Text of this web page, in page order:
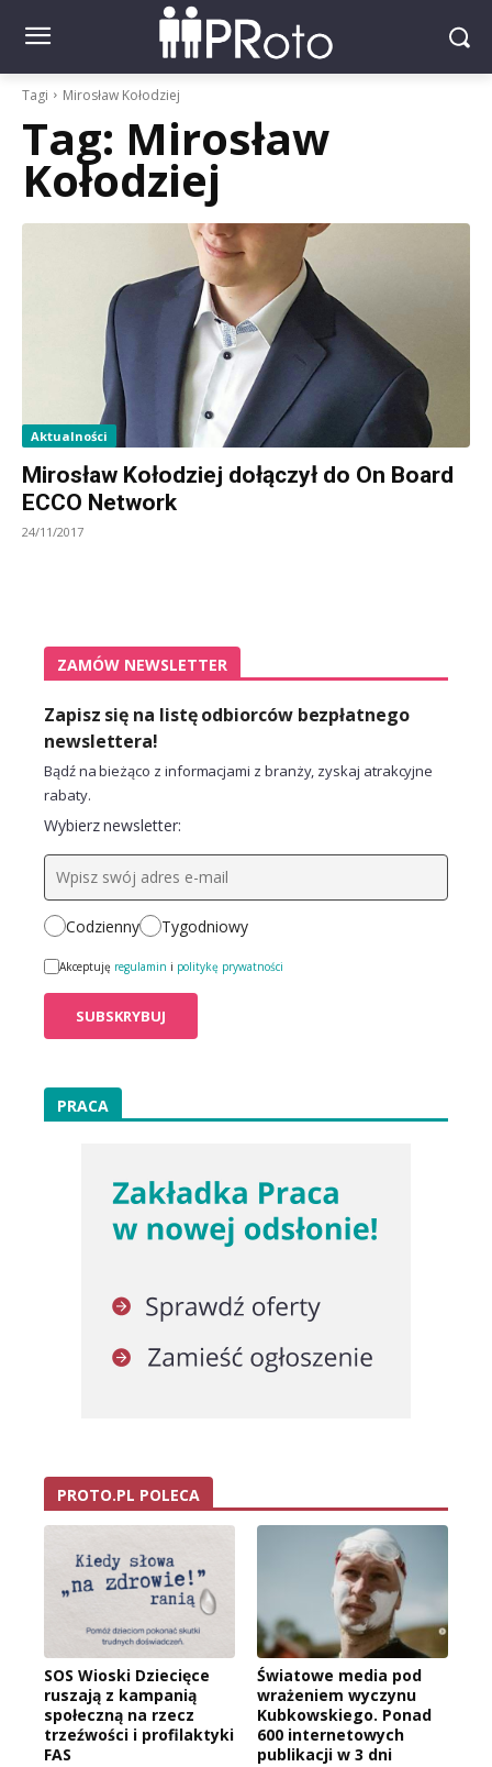
Tagi Mirosław Kołodziej
Tag: Mirosław
Kołodziej
Aktualności
Mirosław Kołodziej dołączył do On Board
ECCO Network
24/11/2017
ZAMÓW NEWSLETTER
Zapisz się na listę odbiorców bezpłatnego
newslettera!
Bądź na bieżąco z informacjami z branży, zyskaj atrakcyjne
rabaty.
Wybierz newsletter:
Codzienny Tygodniowy
Akceptuję regulamin i politykę prywatności
PRACA
PROTO.PL POLECA
SOS Wioski Dziecięce
ruszają z kampanią
społeczną na rzecz
trzeźwości i profilaktyki
FAS
Światowe media pod
wrażeniem wyczynu
Kubkowskiego. Ponad
600 internetowych
publikacji w 3 dni